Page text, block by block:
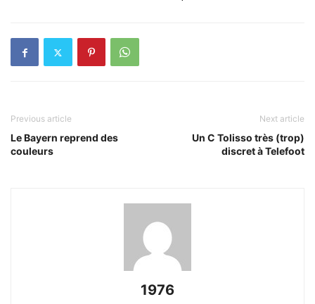
Previous article
Le Bayern reprend des
couleurs
Next article
Un C Tolisso très (trop)
discret à Telefoot
1976